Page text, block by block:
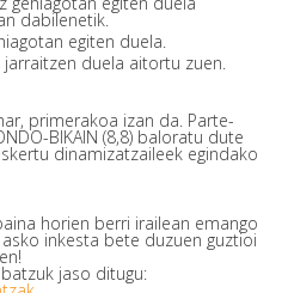
dabilenetik.
egiten duela.
duela aitortu zuen.
primerakoa izan da. Parte-
BIKAIN (8,8) baloratu dute
dinamizatzaileek egindako
horien berri irailean emango
inkesta bete duzuen guztioi
jaso ditugu: